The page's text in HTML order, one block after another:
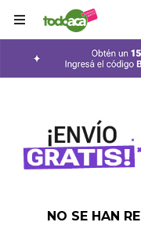

NO SE HAN